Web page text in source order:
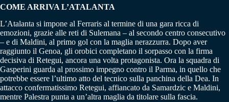
COME ARRIVA L’ATALANTA
L’Atalanta si impone al Ferraris al termine di una gara ricca di
emozioni, grazie alle reti di Sulemana – al secondo centro consecutivo
– e di Maldini, al primo gol con la maglia nerazzurra. Dopo aver
raggiunto il Genoa, gli orobici completano il sorpasso con la firma
decisiva di Retegui, ancora una volta protagonista. Ora la squadra di
Gasperini guarda al prossimo impegno contro il Parma, in quello che
potrebbe essere l’ultimo atto del tecnico sulla panchina della Dea. In
attacco confermatissimo Retegui, affiancato da Samardzic e Maldini,
mentre Palestra punta a un’altra maglia da titolare sulla fascia.